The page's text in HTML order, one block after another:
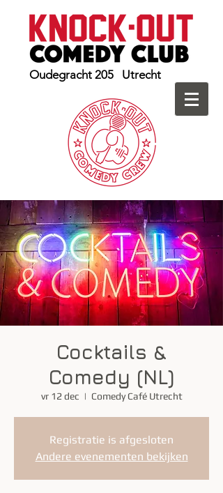
Oudegracht 205 Utrecht
Cocktails &
Comedy (NL)
vr 12 dec
  |
Comedy Café Utrecht
Registratie is afgesloten
Andere evenementen bekijken